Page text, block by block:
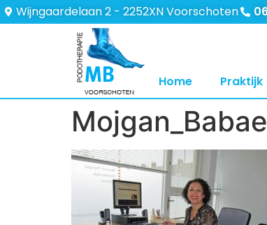
Wijngaardelaan 2 - 2252XN Voorschoten
Home Praktijk